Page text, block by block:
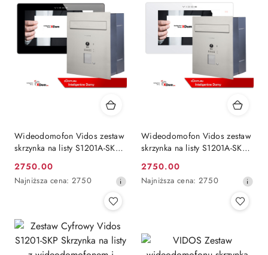
dni
obniżką
dni
przed
obniżką
Wideodomofon Vidos zestaw
skrzynka na listy S1201A-SKP
Cena
promocyjna:
2750.00
Najniższa
dni
przed
obniżką
Najniższa cena: 2750
Wideodomofon Vidos zestaw
skrzynka na listy S1201A-SKP
Cena
promocyjna:
2750.00
Najniższa
przed
obniżką
Najniższa cena: 2750